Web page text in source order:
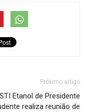
Próximo artigo
STI Etanol de Presidente
realiza reunião de